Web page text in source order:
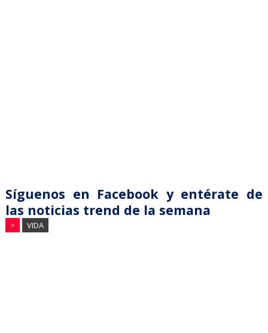
Síguenos en Facebook y entérate de
las noticias trend de la semana
> VIDA